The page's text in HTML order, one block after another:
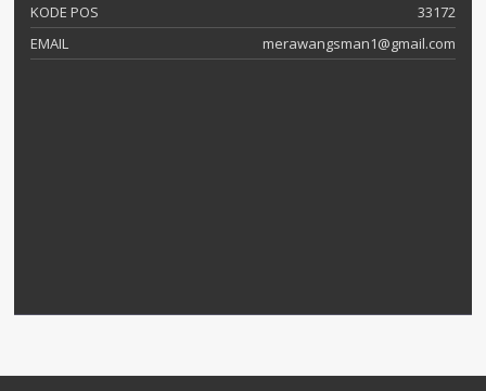
KODE POS
33172
EMAIL
merawangsman1@gmail.com